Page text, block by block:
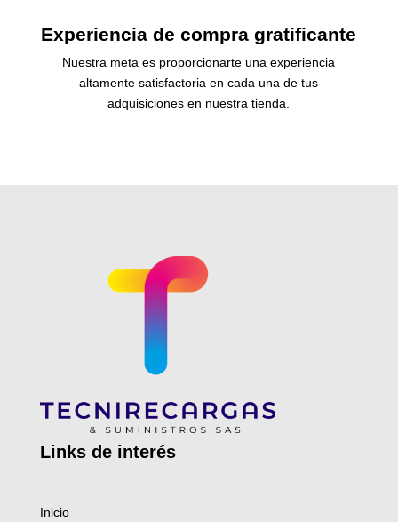
Experiencia de compra gratificante
Nuestra meta es proporcionarte una experiencia
altamente satisfactoria en cada una de tus
adquisiciones en nuestra tienda.
Links de interés
Inicio